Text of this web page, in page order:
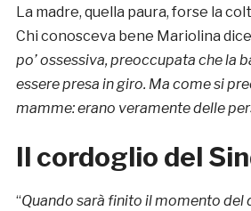
La madre, quella paura, forse la
Chi conosceva bene Mariolina
po’ ossessiva, preoccupata che la
essere presa in giro. Ma come si
mamme: erano veramente delle
Il cordoglio del
“Quando sarà finito il momento del